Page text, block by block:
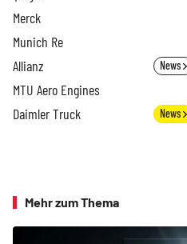
Merck
Munich Re
Allianz News
MTU Aero Engines
Daimler Truck News
Mehr zum Thema